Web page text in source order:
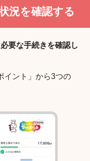
況を確認する
要な手続きを確認し
イント」から3つの